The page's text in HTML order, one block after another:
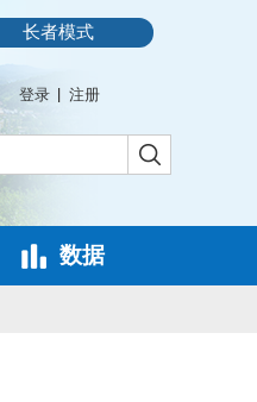
长者模式
登录 注册
数据